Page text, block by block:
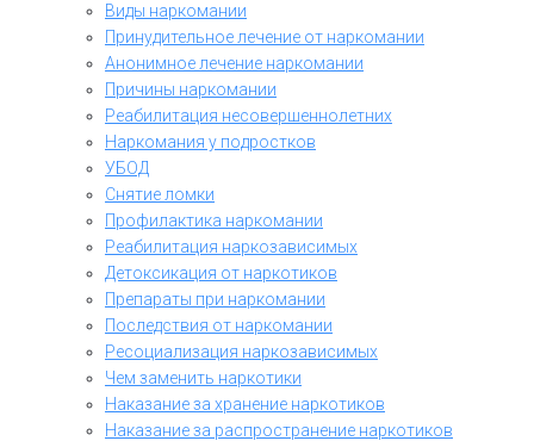
Виды наркомании
Принудительное лечение от наркомании
Анонимное лечение наркомании
Причины наркомании
Реабилитация несовершеннолетних
Наркомания у подростков
УБОД
Снятие ломки
Профилактика наркомании
Реабилитация наркозависимых
Детоксикация от наркотиков
Препараты при наркомании
Последствия от наркомании
Ресоциализация наркозависимых
Чем заменить наркотики
Наказание за хранение наркотиков
Наказание за распространение наркотиков